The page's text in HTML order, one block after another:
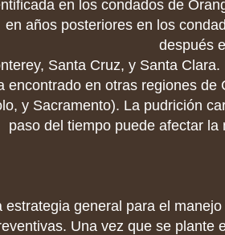
en los condados de
en años posteriores en los
después
Santa Cruz, y Santa
encontrado en otras regiones
y Sacramento). La pudrición
paso del tiempo puede afectar
estrategia general para el
Una vez que se plante